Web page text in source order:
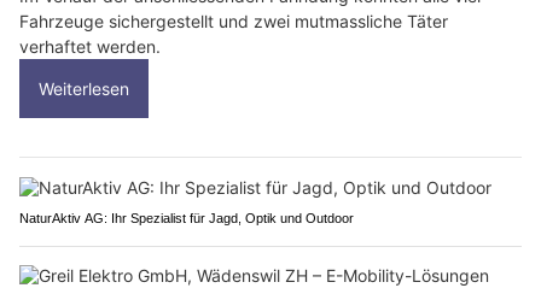
Fahrzeuge sichergestellt und zwei mutmassliche Täter
verhaftet werden.
Weiterlesen
NaturAktiv AG: Ihr Spezialist für Jagd, Optik und Outdoor